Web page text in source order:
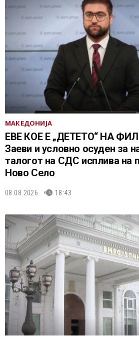
МАКЕДОНИЈА
ЕВЕ КОЕ Е „ДЕТЕТО“ НА
Заеви и условно осуден за
талогот на СДС исплива на
Ново Село
08.08.2026. 18:43